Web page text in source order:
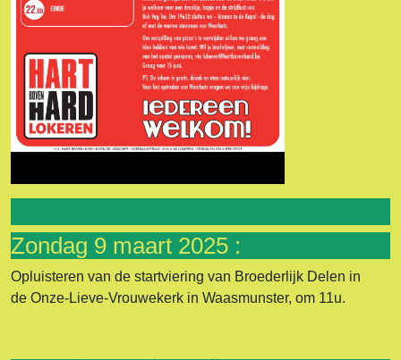
Zondag 9 maart 2025 :
Opluisteren van de startviering van Broederlijk Delen in
de Onze-Lieve-Vrouwekerk in Waasmunster, om 11u.